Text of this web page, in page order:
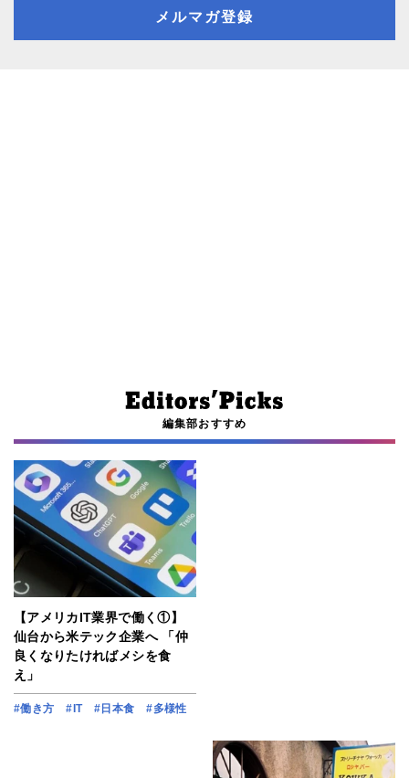
メルマガ登録
編集部おすすめ
【アメリカIT業界で働く①】
仙台から米テック企業へ 「仲
良くなりたければメシを食
え」
#働き方 #IT #日本食 #多様性